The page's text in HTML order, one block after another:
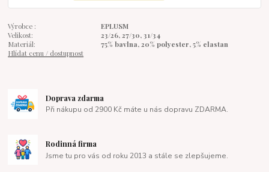
Výrobce :
EPLUSM
Velikost:
23/26, 27/30, 31/34
Materiál:
75% bavlna, 20% polyester, 5% elastan
Hlídat cenu / dostupnost
Doprava zdarma
Při nákupu od 2900 Kč máte u nás dopravu ZDARMA.
Rodinná firma
Jsme tu pro vás od roku 2013 a stále se zlepšujeme.